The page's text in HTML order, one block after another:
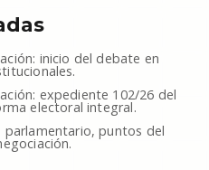
inicio del debate en
expediente 102/26 del
electoral integral.
puntos del